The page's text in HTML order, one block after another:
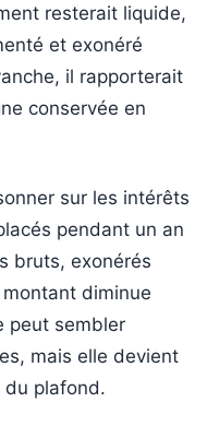
resterait liquide,
et exonéré
il rapporterait
conservée en
sur les intérêts
pendant un an
bruts, exonérés
diminue
peut sembler
mais elle devient
du plafond.